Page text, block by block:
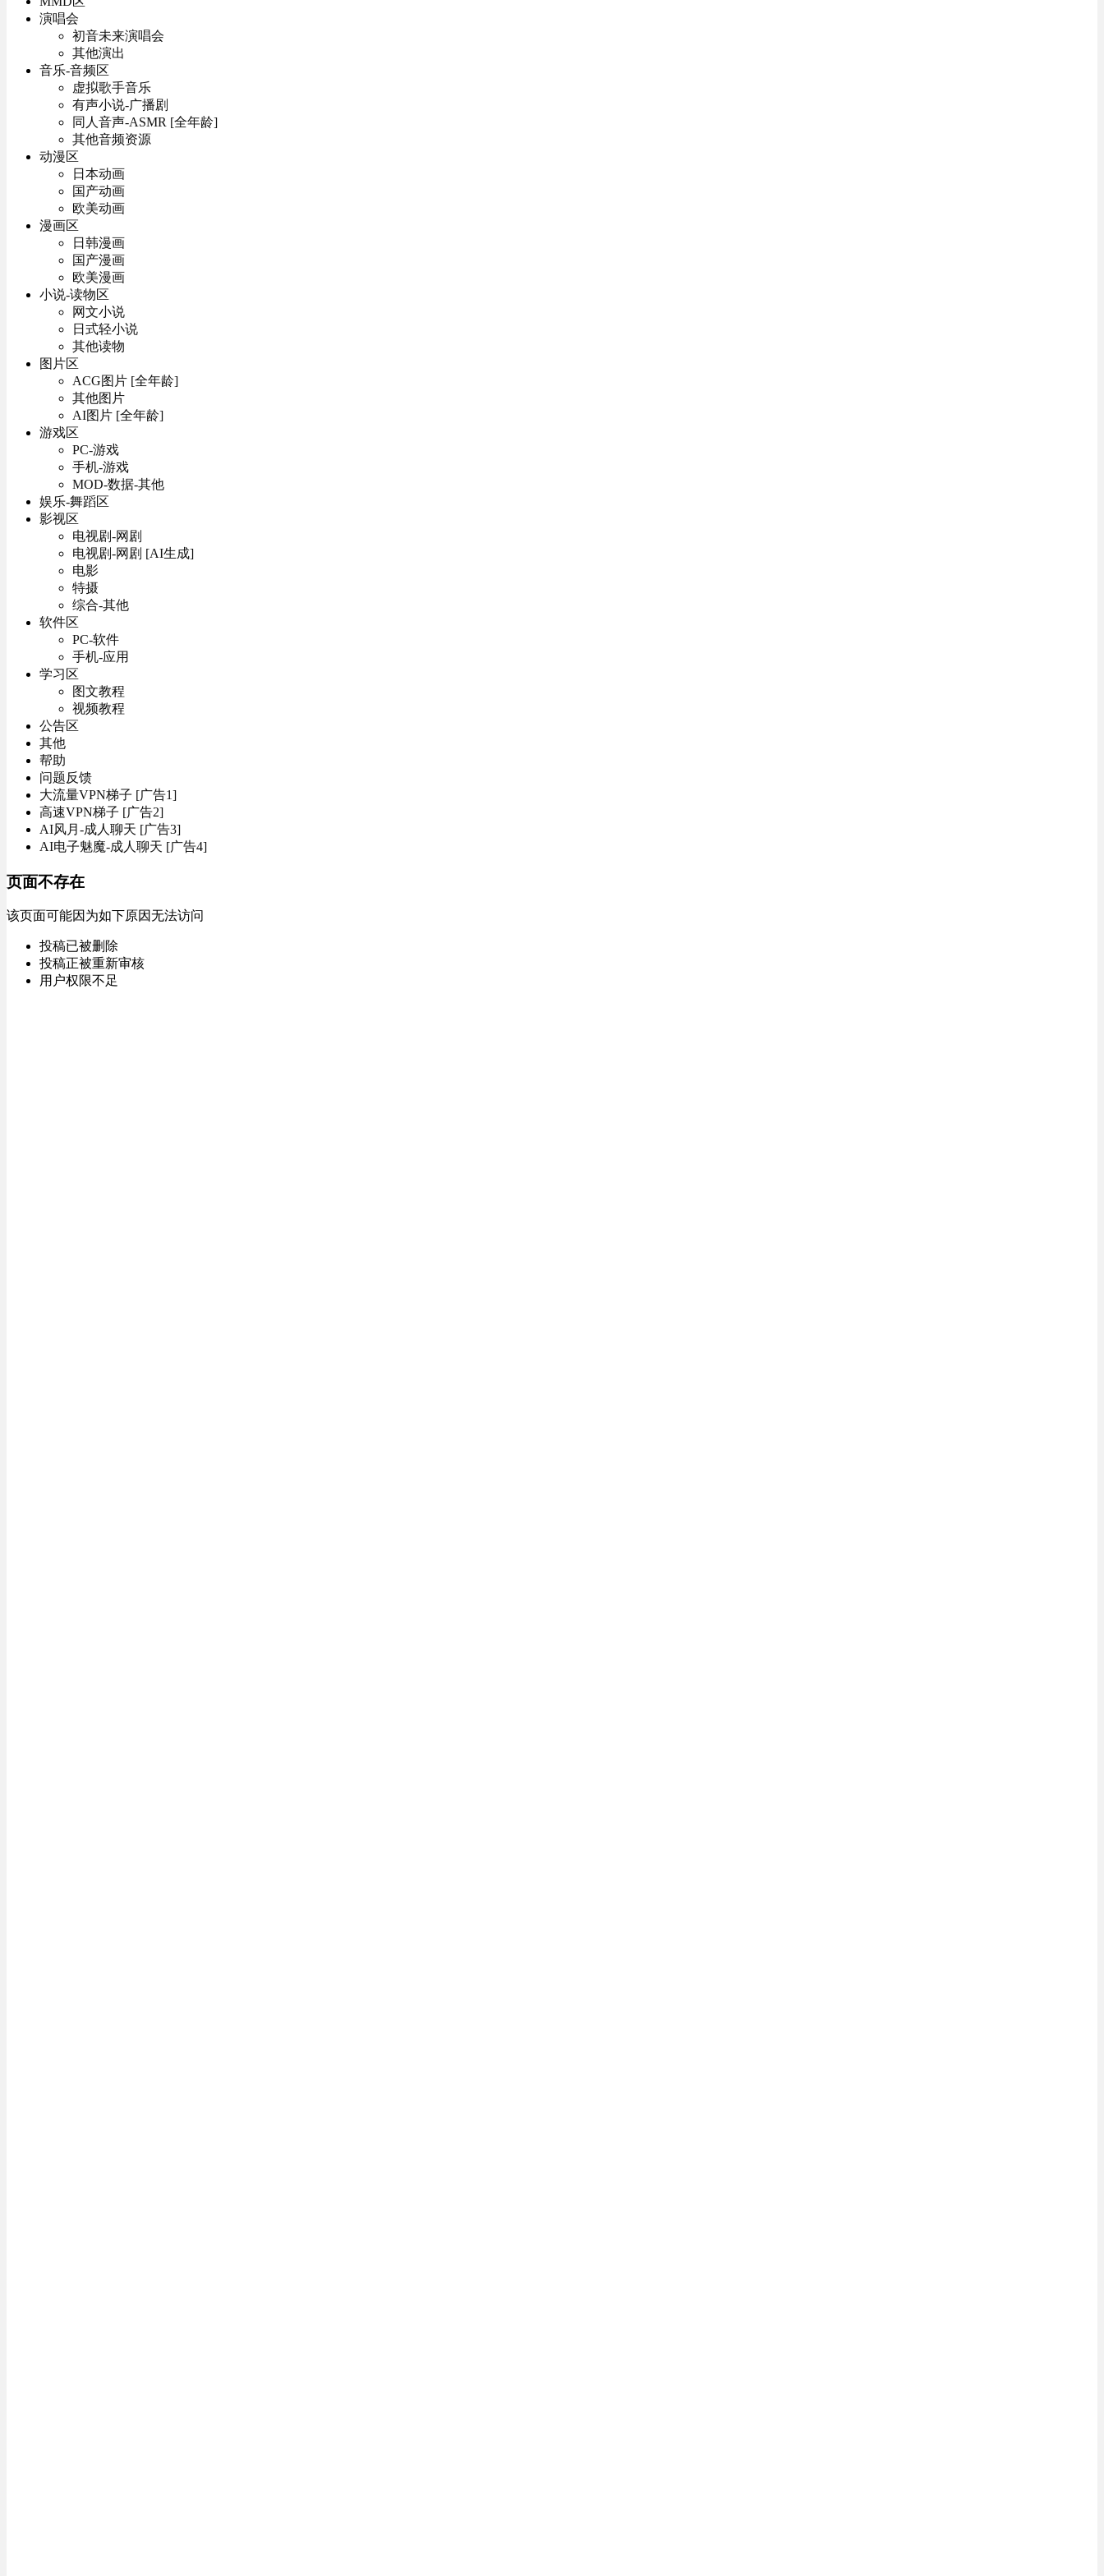
演唱会
初音未来演唱会
其他演出
音乐-音频区
虚拟歌手音乐
有声小说-广播剧
同人音声-ASMR [全年龄]
其他音频资源
动漫区
日本动画
国产动画
欧美动画
漫画区
日韩漫画
国产漫画
欧美漫画
小说-读物区
网文小说
日式轻小说
其他读物
图片区
ACG图片 [全年龄]
其他图片
AI图片 [全年龄]
游戏区
PC-游戏
手机-游戏
MOD-数据-其他
娱乐-舞蹈区
影视区
电视剧-网剧
电视剧-网剧 [AI生成]
电影
特摄
综合-其他
软件区
PC-软件
手机-应用
学习区
图文教程
视频教程
公告区
其他
帮助
问题反馈
大流量VPN梯子 [广告1]
高速VPN梯子 [广告2]
AI风月-成人聊天 [广告3]
AI电子魅魔-成人聊天 [广告4]
页面不存在
该页面可能因为如下原因无法访问
投稿已被删除
投稿正被重新审核
用户权限不足